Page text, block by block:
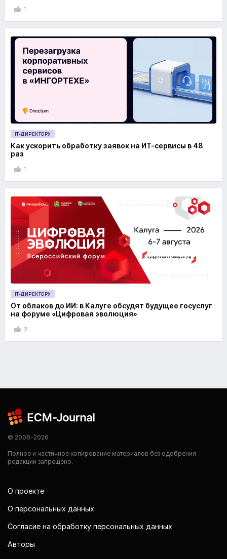
1
IT-ДИРЕКТОРУ
Как ускорить обработку заявок на ИТ-сервисы в 48
раз
1
IT-ДИРЕКТОРУ
От облаков до ИИ: в Калуге обсудят будущее госуслуг
на форуме «Цифровая эволюция»
2
© 2006-2026
Полное и частичное копирование материалов без одобрения
редакции запрещено.
О проекте
О персональных данных
Согласие на обработку персональных данных
Авторы